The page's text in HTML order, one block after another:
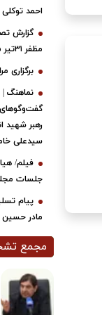
احمد توکلی
گزارش
مظفر ۳۱تیر ۱۴۰۵
برگزاری
نماهنگ |
گفت‌وگوهای
رهبر شهید
سیدعلی
فیلم/
جلسات
پیام
مادر حسین
مجمع